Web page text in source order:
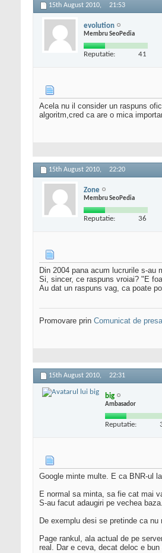
15th August 2010, 21:53
evolution
Membru SeoPedia
Reputatie: 41
Acela nu il consider un raspuns
algoritm,cred ca are o mica
15th August 2010, 22:20
Zone
Membru SeoPedia
Reputatie: 36
Din 2004 pana acum lucrurile s-
Si, sincer, ce raspuns vroiai? "E
Au dat un raspuns vag, ca poate
Promovare prin Comunicat de presa
15th August 2010, 22:31
big
Ambasador
Reputatie:
Google minte multe. E ca BNR-ul
E normal sa minta, sa fie cat mai
S-au facut adaugiri pe vechea
De exemplu desi se pretinde ca
Page rankul, ala actual de pe
real. Dar e ceva, decat deloc e